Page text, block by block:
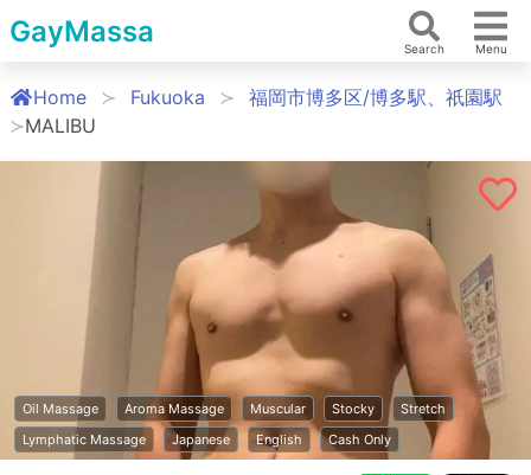
GayMassa
Search Menu
Home Fukuoka
福岡市博多区/博多駅、祇園駅
MALIBU
Oil Massage Aroma Massage Muscular Stocky
Stretch
Lymphatic Massage
Japanese English Cash Only